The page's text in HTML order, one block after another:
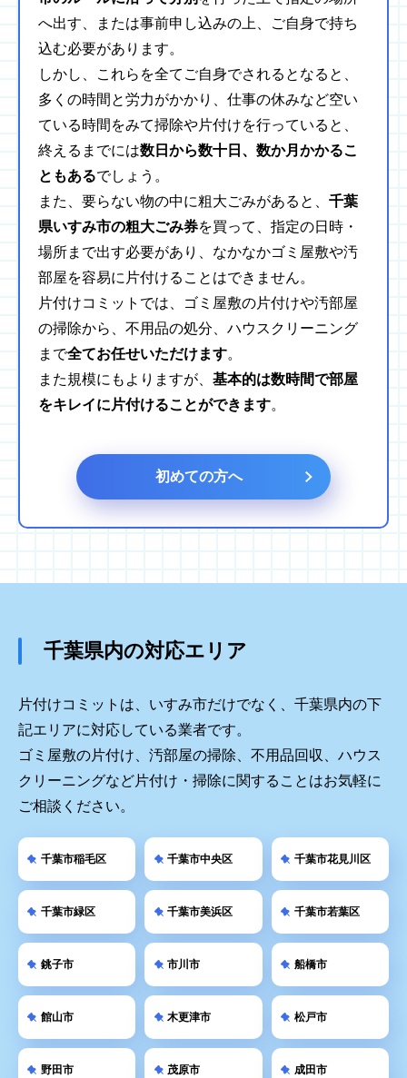
へ出す、または事前申し込みの上、ご自身で持ち
込む必要があります。
しかし、これらを全てご自身でされるとなると、
多くの時間と労力がかかり、仕事の休みなど空い
ている時間をみて掃除や片付けを行っていると、
終えるまでには数日から数十日、数か月かかるこ
ともあるでしょう。
また、要らない物の中に粗大ごみがあると、 千葉
県いすみ市の粗大ごみ券を買って、指定の日時・
場所まで出す必要があり、なかなかゴミ屋敷や汚
部屋を容易に片付けることはできません。
片付けコミットでは、ゴミ屋敷の片付けや汚部屋
の掃除から、不用品の処分、ハウスクリーニング
まで全てお任せいただけます。
また規模にもよりますが、 基本的は数時間で部屋
をキレイに片付けることができます。
初めての方へ
千葉県内の対応エリア
片付けコミットは、いすみ市だけでなく、千葉県内の下
記エリアに対応している業者です。
ゴミ屋敷の片付け、汚部屋の掃除、不用品回収、ハウス
クリーニングなど片付け・掃除に関することはお気軽に
ご相談ください。
千葉市稲毛区 千葉市中央区 千葉市花見川区
千葉市緑区 千葉市美浜区 千葉市若葉区
銚子市 市川市 船橋市
館山市 木更津市 松戸市
野田市 茂原市 成田市